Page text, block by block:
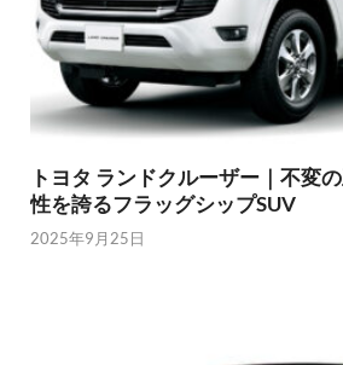
トヨタ ランドクルーザー｜不変
性を誇るフラッグシップSUV
2025年9月25日